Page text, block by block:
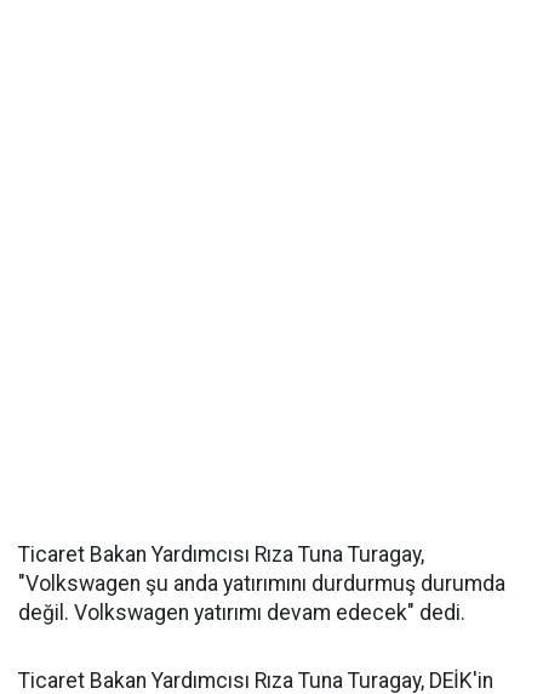
Ticaret Bakan Yardımcısı Rıza Tuna Turagay,
"Volkswagen şu anda yatırımını durdurmuş durumda
değil. Volkswagen yatırımı devam edecek" dedi.
Ticaret Bakan Yardımcısı Rıza Tuna Turagay, DEİK'in